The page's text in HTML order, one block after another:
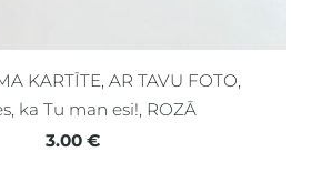
KARTĪTE, AR TAVU FOTO,
ka Tu man esi!, ROZĀ
3.00 €